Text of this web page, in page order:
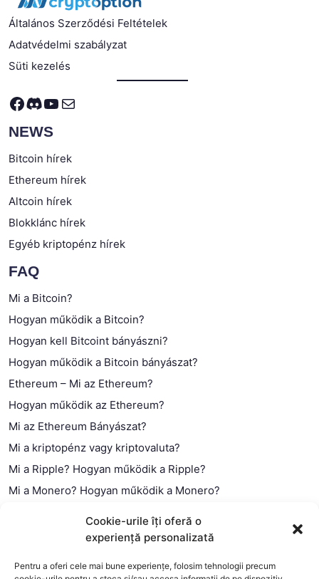
Cookie-urile îți oferă o
experiență personalizată
Pentru a oferi cele mai bune experiențe, folosim tehnologii precum
Általános Szerződési Feltételek
Adatvédelmi szabályzat
Süti kezelés
Facebook
Discord
YouTube
Mail
NEWS
Bitcoin hírek
Ethereum hírek
Altcoin hírek
Blokklánc hírek
Egyéb kriptopénz hírek
FAQ
Mi a Bitcoin?
Hogyan működik a Bitcoin?
Hogyan kell Bitcoint bányászni?
Hogyan működik a Bitcoin bányászat?
Ethereum – Mi az Ethereum?
Hogyan működik az Ethereum?
Mi az Ethereum Bányászat?
Mi a kriptopénz vagy kriptovaluta?
Mi a Ripple? Hogyan működik a Ripple?
Mi a Monero? Hogyan működik a Monero?
Mi a blokklánc (technológia)?